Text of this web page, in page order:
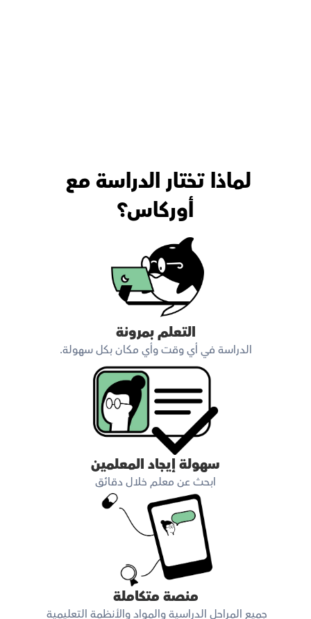
أوركاس؟
التعلم بمرونة
الدراسة في أي وقت وأي مكان بكل سهولة.
سهولة إيجاد المعلمين
ابحث عن معلم خلال دقائق
منصة متكاملة